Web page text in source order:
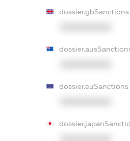
dossier.gbSanctions
dossier.euSanctions